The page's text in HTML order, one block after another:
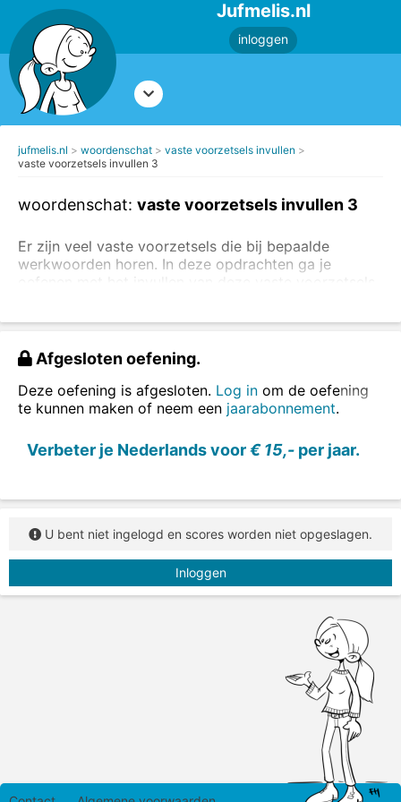
Jufmelis.nl
inloggen
jufmelis.nl woordenschat
vaste voorzetsels invullen
vaste voorzetsels invullen 3
woordenschat: vaste voorzetsels invullen 3
Er zijn veel vaste voorzetsels die bij bepaalde
werkwoorden horen. In deze opdrachten ga je
oefenen met het invullen van deze vaste voorzetsels.
het herkennen van voorzetsels.
Vul het juiste vaste voorzetsel in.
Afgesloten oefening.
Deze oefening is afgesloten. Log in om de oefening
te kunnen maken of neem een jaarabonnement.
Verbeter je Nederlands voor€ 15,- per jaar.
U bent niet ingelogd en scores worden niet opgeslagen.
Inloggen